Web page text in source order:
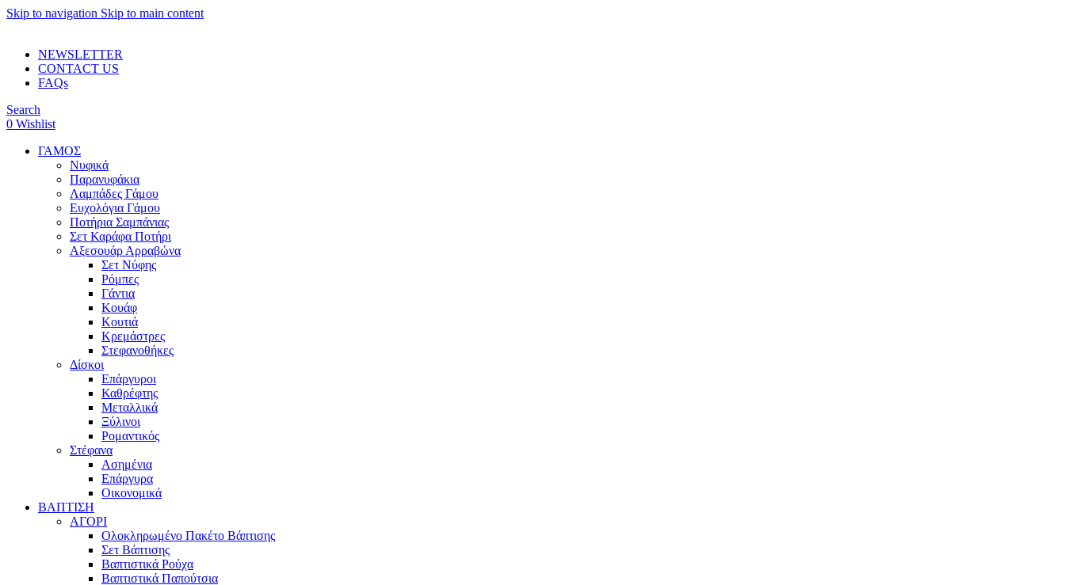
Skip to navigation Skip to main content
NEWSLETTER
CONTACT US
FAQs
Search
0 Wishlist
ΓΑΜΟΣ
Νυφικά
Παρανυφάκια
Λαμπάδες Γάμου
Ευχολόγια Γάμου
Ποτήρια Σαμπάνιας
Σετ Καράφα Ποτήρι
Αξεσουάρ Αρραβώνα
Σετ Νύφης
Ρόμπες
Γάντια
Κουάφ
Κουτιά
Κρεμάστρες
Στεφανοθήκες
Δίσκοι
Επάργυροι
Καθρέφτης
Μεταλλικά
Ξύλινοι
Ρομαντικός
Στέφανα
Ασημένια
Επάργυρα
Οικονομικά
ΒΑΠΤΙΣΗ
ΑΓΟΡΙ
Ολοκληρωμένο Πακέτο Βάπτισης
Σετ Βάπτισης
Βαπτιστικά Ρούχα
Βαπτιστικά Παπούτσια